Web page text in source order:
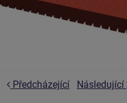
Předcházející Následující